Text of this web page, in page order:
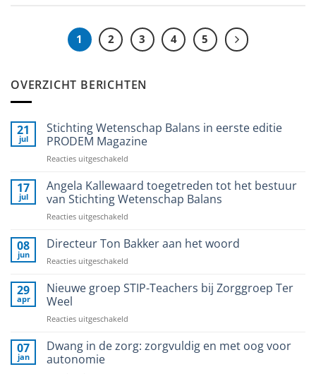
1 2 3 4 5
OVERZICHT BERICHTEN
21
jul
Stichting Wetenschap Balans in eerste editie
PRODEM Magazine
Reacties uitgeschakeld
Wetenschap
Balans
in
PRODEM
17
jul
Angela Kallewaard toegetreden tot het bestuur
van Stichting Wetenschap Balans
Reacties uitgeschakeld
Kallewaard
bestuur
08
jun
Directeur Ton Bakker aan het woord
Reacties uitgeschakeld
Ton
29
apr
Nieuwe groep STIP-Teachers bij Zorggroep Ter
Weel
Reacties uitgeschakeld
groep
STIP-
07
jan
Dwang in de zorg: zorgvuldig en met oog voor
autonomie